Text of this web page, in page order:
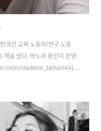
국인 교육 노동자/연구 노동
책을 썼다. 박노자 본인이 운영
vladimir_tikhonov)을
감사드린다.] 저는 근본적으
밑으로부터의 관리와 민주적 계
하는 데에 큰 역할을 할 수 있다
만, 장기적으로 자본주의에 그